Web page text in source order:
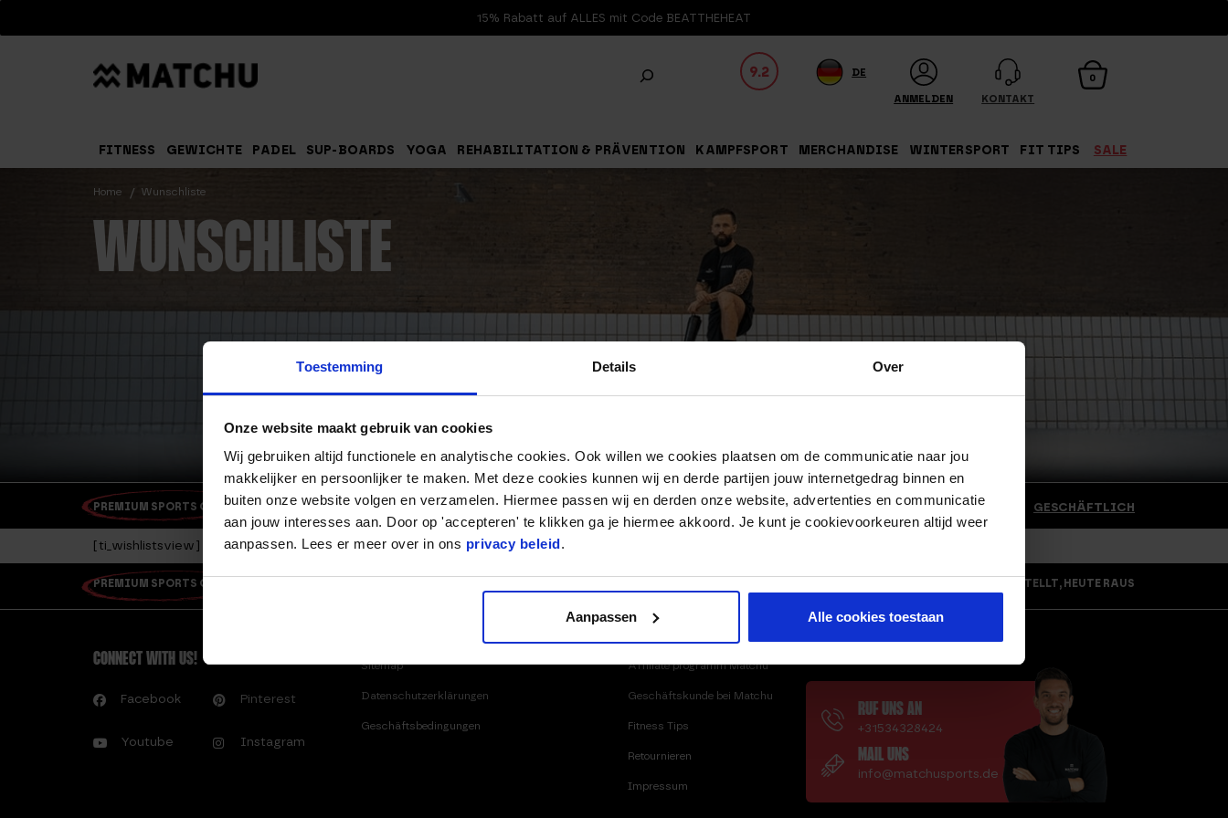
Toestemming Details Over
Onze website maakt gebruik van cookies
Wij gebruiken altijd functionele en analytische cookies. Ook willen we cookies plaatsen om de communicatie naar jou
makkelijker en persoonlijker te maken. Met deze cookies kunnen wij en derde partijen jouw internetgedrag binnen en
buiten onze website volgen en verzamelen. Hiermee passen wij en derden onze website, advertenties en communicatie
aan jouw interesses aan. Door op 'accepteren' te klikken ga je hiermee akkoord. Je kunt je cookievoorkeuren altijd weer
aanpassen. Lees er meer over in ons privacy beleid.
Aanpassen Alle cookies toestaan
15% Rabatt auf ALLES mit Code BEATTHEHEAT
9.2 DE
ANMELDEN KONTAKT
0
FITNESS GEWICHTE PADEL SUP-BOARDS YOGA REHABILITATION & PRÄVENTION KAMPFSPORT MERCHANDISE WINTERSPORT FIT TIPS SALE
Home Wunschliste
WUNSCHLISTE
RETOURNIEREN GESCHÄFTLICH
PREMIUM SPORTS GEAR GRATIS VERSAND AB 60 € NIEDRIGSTE PREISGARANTIE VOR 21:30 UHR BESTELLT, HEUTE RAUS
[ti_wishlistsview]
PREMIUM SPORTS GEAR VOR 21:30 UHR BESTELLT, HEUTE RAUS
CONNECT WITH US!
Facebook Pinterest
Youtube Instagram
Sitemap
Datenschutzerklärungen
Geschäftsbedingungen
Affiliate programm Matchu
Geschäftskunde bei Matchu
Fitness Tips
Retournieren
Impressum
BRAUCHST DU HILFE?
RUF UNS AN
+31534328424
MAIL UNS
info@matchusports.de